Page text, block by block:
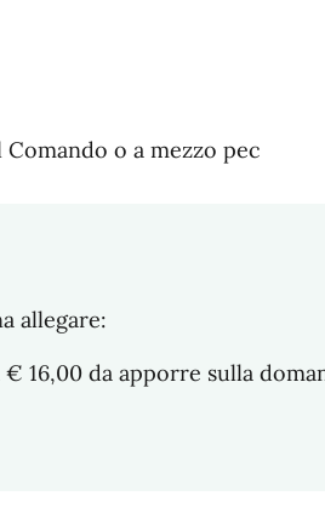
o a mezzo pec
allegare:
€ 16,00 da apporre sulla